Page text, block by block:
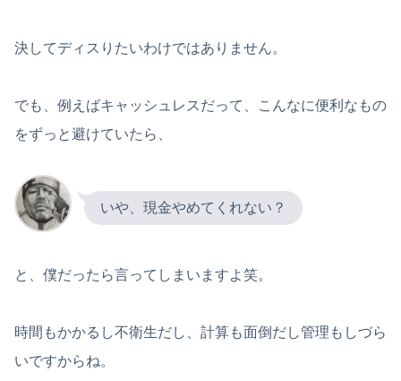
決してディスりたいわけではありません。
でも、例えばキャッシュレスだって、こんなに便利なもの
をずっと避けていたら、
いや、現金やめてくれない？
と、僕だったら言ってしまいますよ笑。
時間もかかるし不衛生だし、計算も面倒だし管理もしづら
いですからね。